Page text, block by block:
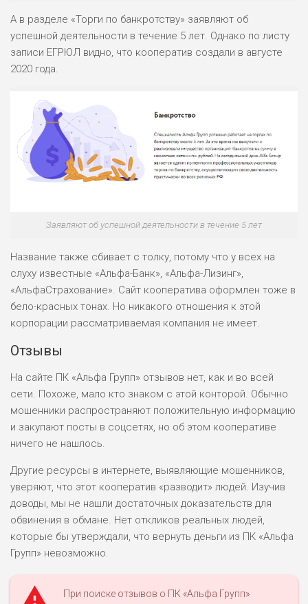
ДОХОД: НИЗКИЙ
БЮДЖЕТ: НИЗКИЙ
РИСКИ: НИЗКИЕ
ДОХОД: СРЕДНИЙ
БЮДЖЕТ: НИЗКИЙ
ОБЗОР
А в разделе «Торги по банкротству» заявляют об
успешной деятельности в течение 5 лет. Однако по листу
записи ЕГРЮЛ видно, что кооператив создали в августе
2020 года.
Заявляют об успешной деятельности в течение 5 лет
Название также сбивает с толку, потому что у всех на
слуху известные «Альфа-Банк», «Альфа-Лизинг»,
«АльфаСтрахование». Сайт кооператива оформлен тоже в
бело-красных тонах. Но никакого отношения к этой
корпорации рассматриваемая компания не имеет.
Отзывы
На сайте ПК «Альфа Групп» отзывов нет, как и во всей
сети. Похоже, мало кто знаком с этой конторой. Обычно
мошенники распространяют положительную информацию
и закупают посты в соцсетях, но об этом кооперативе
ничего не нашлось.
Другие ресурсы в интернете, выявляющие мошенников,
уверяют, что этот кооператив «разводит» людей. Изучив
доводы, мы не нашли достаточных доказательств для
обвинения в обмане. Нет откликов реальных людей,
которые бы утверждали, что вернуть деньги из ПК «Альфа
Групп» невозможно.
При поиске отзывов о ПК «Альфа Групп»